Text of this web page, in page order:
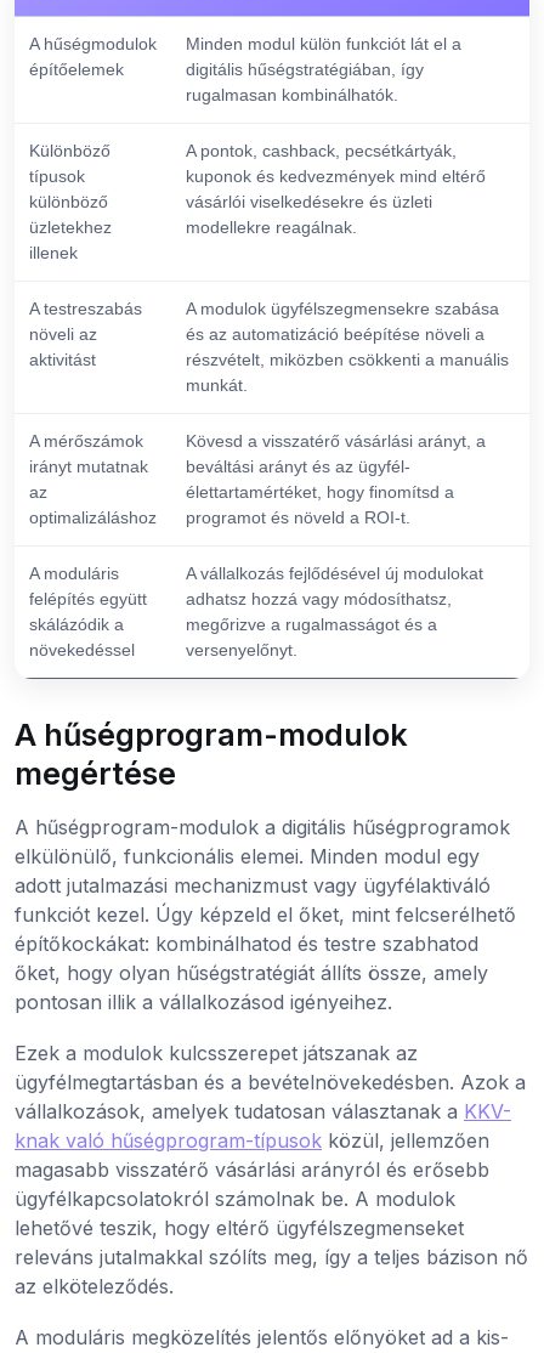
A hűségmodulok
építőelemek
Minden modul külön funkciót lát el a
digitális hűségstratégiában, így
rugalmasan kombinálhatók.
Különböző
típusok
különböző
üzletekhez
illenek
A pontok, cashback, pecsétkártyák,
kuponok és kedvezmények mind eltérő
vásárlói viselkedésekre és üzleti
modellekre reagálnak.
A testreszabás
növeli az
aktivitást
A modulok ügyfélszegmensekre szabása
és az automatizáció beépítése növeli a
részvételt, miközben csökkenti a manuális
munkát.
A mérőszámok
irányt mutatnak
az
optimalizáláshoz
Kövesd a visszatérő vásárlási arányt, a
beváltási arányt és az ügyfél-
élettartamértéket, hogy finomítsd a
programot és növeld a ROI-t.
A moduláris
felépítés együtt
skálázódik a
növekedéssel
A vállalkozás fejlődésével új modulokat
adhatsz hozzá vagy módosíthatsz,
megőrizve a rugalmasságot és a
versenyelőnyt.
A hűségprogram-modulok
megértése
A hűségprogram-modulok a digitális hűségprogramok
elkülönülő, funkcionális elemei. Minden modul egy
adott jutalmazási mechanizmust vagy ügyfélaktiváló
funkciót kezel. Úgy képzeld el őket, mint felcserélhető
építőkockákat: kombinálhatod és testre szabhatod
őket, hogy olyan hűségstratégiát állíts össze, amely
pontosan illik a vállalkozásod igényeihez.
Ezek a modulok kulcsszerepet játszanak az
ügyfélmegtartásban és a bevételnövekedésben. Azok a
vállalkozások, amelyek tudatosan választanak a KKV-
knak való hűségprogram-típusok közül, jellemzően
magasabb visszatérő vásárlási arányról és erősebb
ügyfélkapcsolatokról számolnak be. A modulok
lehetővé teszik, hogy eltérő ügyfélszegmenseket
releváns jutalmakkal szólíts meg, így a teljes bázison nő
az elköteleződés.
A moduláris megközelítés jelentős előnyöket ad a kis-